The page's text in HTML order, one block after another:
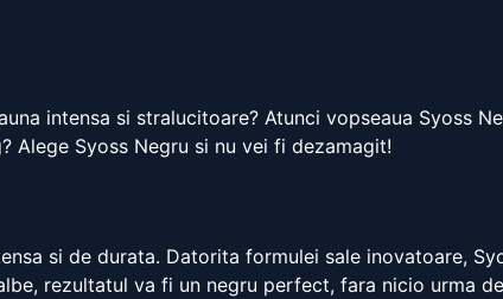
intensa si stralucitoare? Atunci vopseaua Syoss
Alege Syoss Negru si nu vei fi dezamagit!
si de durata. Datorita formulei sale inovatoare,
rezultatul va fi un negru perfect, fara nicio urma